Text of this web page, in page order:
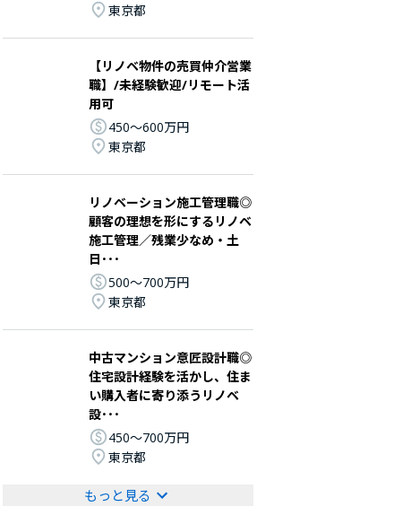
東京都
【リノベ物件の売買仲介営業
職】/未経験歓迎/リモート活
用可
450〜600万円
東京都
リノベーション施工管理職◎
顧客の理想を形にするリノベ
施工管理／残業少なめ・土
日･･･
500〜700万円
東京都
中古マンション意匠設計職◎
住宅設計経験を活かし、住ま
い購入者に寄り添うリノベ
設･･･
450〜700万円
東京都
もっと見る